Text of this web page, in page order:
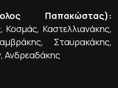
Παπακώστας):
Κοσμάς, Καστελλιανάκης,
Σταυρακάκης,
Ανδρεαδάκης